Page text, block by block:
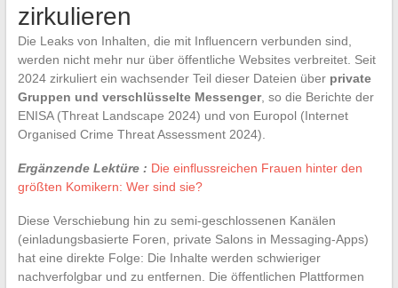
zirkulieren
Die Leaks von Inhalten, die mit Influencern verbunden sind,
werden nicht mehr nur über öffentliche Websites verbreitet. Seit
2024 zirkuliert ein wachsender Teil dieser Dateien über private
Gruppen und verschlüsselte Messenger, so die Berichte der
ENISA (Threat Landscape 2024) und von Europol (Internet
Organised Crime Threat Assessment 2024).
Ergänzende Lektüre : Die einflussreichen Frauen hinter den
größten Komikern: Wer sind sie?
Diese Verschiebung hin zu semi-geschlossenen Kanälen
(einladungsbasierte Foren, private Salons in Messaging-Apps)
hat eine direkte Folge: Die Inhalte werden schwieriger
nachverfolgbar und zu entfernen. Die öffentlichen Plattformen